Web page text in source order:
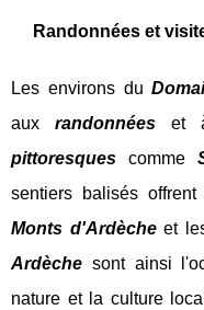
Randonnées et
Les environs du
aux randonnéeset à
pittoresques comme
sentiers balisés
Monts d'Ardècheet
Ardèche sont ainsi
nature et la culture